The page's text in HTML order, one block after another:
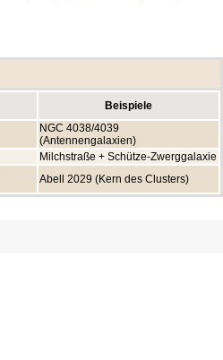
Beispiele
NGC 4038/4039
(Antennengalaxien)
Milchstraße + Schütze-Zwerggalaxie
Abell 2029 (Kern des Clusters)